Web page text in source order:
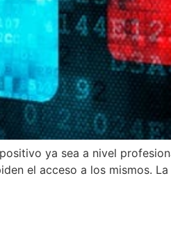
ya sea a nivel
el acceso a los mismos.